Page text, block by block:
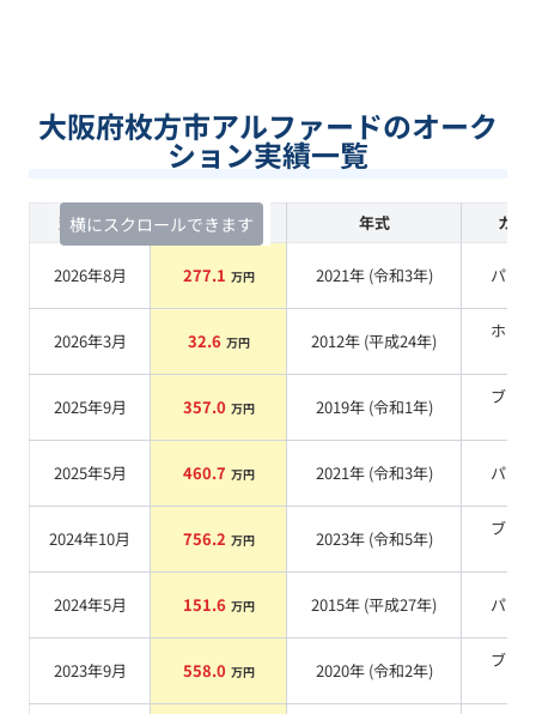
大阪府枚方市アルファードのオーク
ション実績一覧
横にスクロールできます
査定時期 セルカ実績 年式 カラ
2026年8月 277.1 万円 2021年 (令和3年) パール
2026年3月 32.6 万円 2012年 (平成24年)
ホワ
2025年9月 357.0 万円 2019年 (令和1年)
ブラ
2025年5月 460.7 万円 2021年 (令和3年) パール
2024年10月 756.2 万円 2023年 (令和5年)
ブラ
2024年5月 151.6 万円 2015年 (平成27年) パール
2023年9月 558.0 万円 2020年 (令和2年)
ブラ